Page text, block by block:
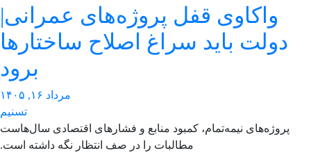
واکاوی قفل پروژه‌های عمرانی|
دولت باید سراغ اصلاح ساختارها
برود
مرداد ۱۶, ۱۴۰۵
تسنیم
‌پروژه‌های نیمه‌تمام، کمبود منابع و فشارهای اقتصادی‌ سال‌هاست
‌مطالبات ‌را در صف انتظار نگه داشته است.